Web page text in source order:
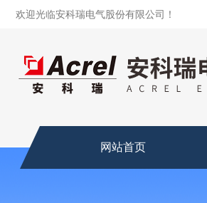
欢迎光临安科瑞电气股份有限公司！
网站首页